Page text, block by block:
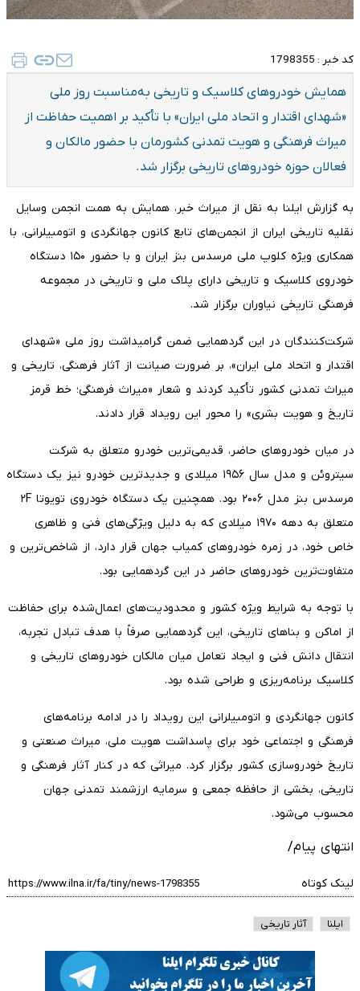
کد خبر : 1798355
همایش خودروهای کلاسیک و تاریخی به‌مناسبت روز ملی
«شهدای اقتدار و اتحاد ملی ایران» با تأکید بر اهمیت حفاظت از
میراث فرهنگی و هویت تمدنی کشورمان با حضور مالکان و
فعالان حوزه خودروهای تاریخی برگزار شد.
به گزارش ایلنا به نقل از میراث خبر، همایش به همت انجمن وسایل
نقلیه تاریخی ایران از انجمن‌های تابع کانون جهانگردی و اتومبیلرانی، با
همکاری ویژه کلوپ ملی مرسدس بنز ایران و با حضور ۱۵۰ دستگاه
خودروی کلاسیک و تاریخی دارای پلاک ملی و تاریخی در مجموعه
فرهنگی تاریخی نیاوران برگزار شد.
شرکت‌کنندگان در این گردهمایی ضمن گرامیداشت روز ملی «شهدای
اقتدار و اتحاد ملی ایران»، بر ضرورت صیانت از آثار فرهنگی، تاریخی و
میراث تمدنی کشور تأکید کردند و شعار «میراث فرهنگی؛ خط قرمز
تاریخ و هویت بشری» را محور این رویداد قرار دادند.
در میان خودروهای حاضر، قدیمی‌ترین خودرو متعلق به شرکت
سیتروئن و مدل سال ۱۹۵۶ میلادی و جدیدترین خودرو نیز یک دستگاه
مرسدس بنز مدل ۲۰۰۶ بود. همچنین یک دستگاه خودروی تویوتا ۲F
متعلق به دهه ۱۹۷۰ میلادی که به دلیل ویژگی‌های فنی و ظاهری
خاص خود، در زمره خودروهای کمیاب جهان قرار دارد، از شاخص‌ترین و
متفاوت‌ترین خودروهای حاضر در این گردهمایی بود.
با توجه به شرایط ویژه کشور و محدودیت‌های اعمال‌شده برای حفاظت
از اماکن و بناهای تاریخی، این گردهمایی صرفاً با هدف تبادل تجربه،
انتقال دانش فنی و ایجاد تعامل میان مالکان خودروهای تاریخی و
کلاسیک برنامه‌ریزی و طراحی شده بود.
کانون جهانگردی و اتومبیلرانی این رویداد را در ادامه برنامه‌های
فرهنگی و اجتماعی خود برای پاسداشت هویت ملی، میراث صنعتی و
تاریخ خودروسازی کشور برگزار کرد. میراثی که در کنار آثار فرهنگی و
تاریخی، بخشی از حافظه جمعی و سرمایه ارزشمند تمدنی جهان
محسوب می‌شود.
انتهای پیام/
لینک کوتاه
ایلنا آثار تاریخی